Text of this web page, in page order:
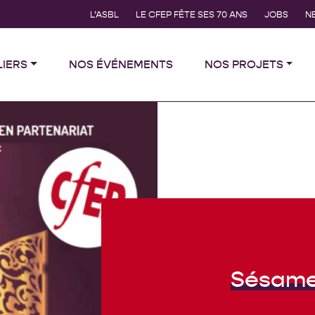
L’ASBL LE CFEP FÊTE SES 70 ANS JOBS
NOS ÉVÉNEMENTS NOS PROJETS